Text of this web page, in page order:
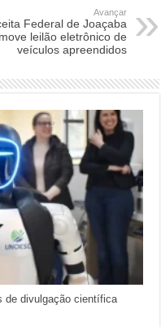
Avançar
Federal de Joaçaba
leilão eletrônico de
veículos apreendidos
de divulgação científica